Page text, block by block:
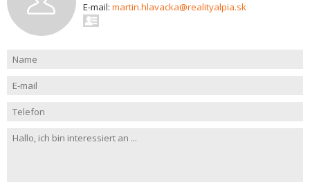
E-mail: martin.hlavacka@realityalpia.sk